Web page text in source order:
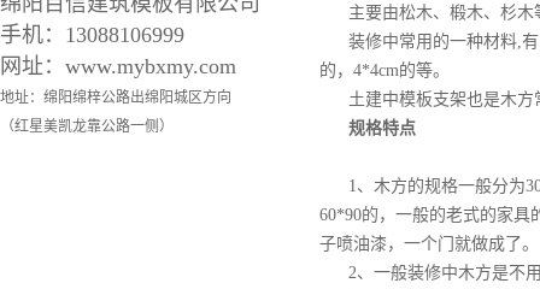
手机： 13088106999
网址：www.mybxmy.com
地址：绵阳绵梓公路出绵阳城区方向
（红星美凯龙靠公路一侧）
主要由松木、椴木、杉
装修中常用的一种材料,
的，4*4cm的等。
土建中模板支架也是木方
规格特点
1、木方的规格一般分为
60*90的，一般的老式的家具
子喷油漆，一个门就做成了。
2、一般装修中木方是不